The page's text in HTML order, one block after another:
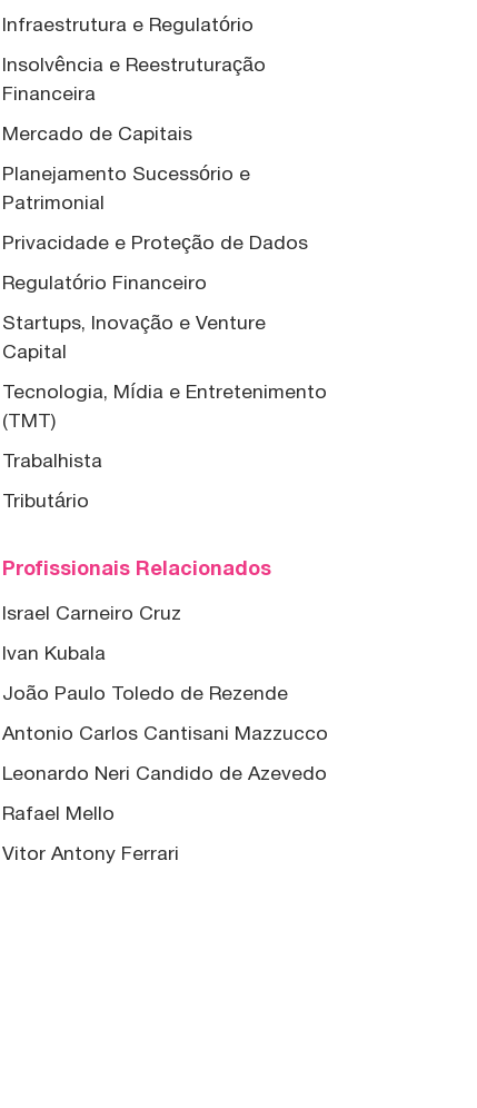
Infraestrutura e Regulatório
Insolvência e Reestruturação
Financeira
Mercado de Capitais
Planejamento Sucessório e
Patrimonial
Privacidade e Proteção de Dados
Regulatório Financeiro
Startups, Inovação e Venture
Capital
Tecnologia, Mídia e Entretenimento
(TMT)
Trabalhista
Tributário
Profissionais Relacionados
Israel Carneiro Cruz
Ivan Kubala
João Paulo Toledo de Rezende
Antonio Carlos Cantisani Mazzucco
Leonardo Neri Candido de Azevedo
Rafael Mello
Vitor Antony Ferrari